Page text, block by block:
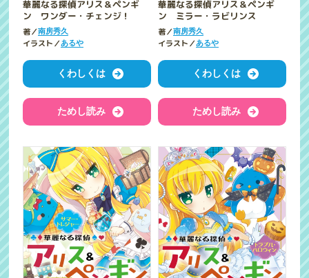
華麗なる探偵アリス＆ペンギ
ン ワンダー・チェンジ！
著／南房秀久
イラスト／あるや
くわしくは
ためし読み
華麗なる探偵アリス＆ペンギ
ン ミラー・ラビリンス
著／南房秀久
イラスト／あるや
くわしくは
ためし読み